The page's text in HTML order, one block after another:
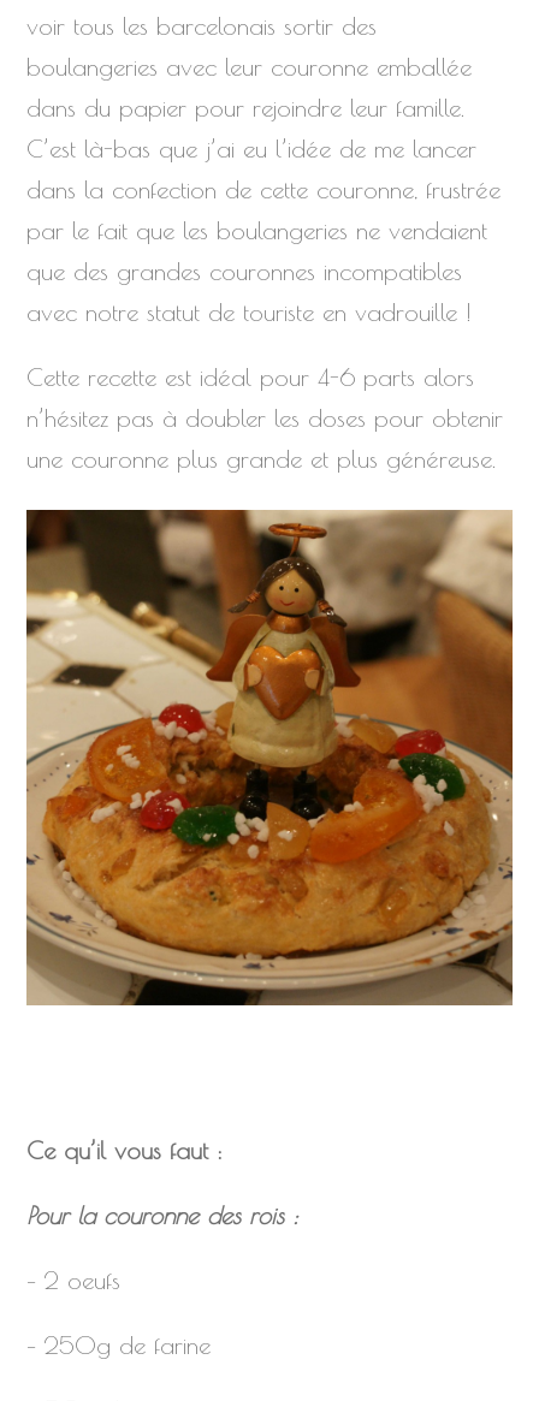
voir tous les barcelonais sortir des
boulangeries avec leur couronne emballée
dans du papier pour rejoindre leur famille.
C’est là-bas que j’ai eu l’idée de me lancer
dans la confection de cette couronne, frustrée
par le fait que les boulangeries ne vendaient
que des grandes couronnes incompatibles
avec notre statut de touriste en vadrouille !
Cette recette est idéal pour 4-6 parts alors
n’hésitez pas à doubler les doses pour obtenir
une couronne plus grande et plus généreuse.
Ce qu’il vous faut :
Pour la couronne des rois :
– 2 oeufs
– 250g de farine